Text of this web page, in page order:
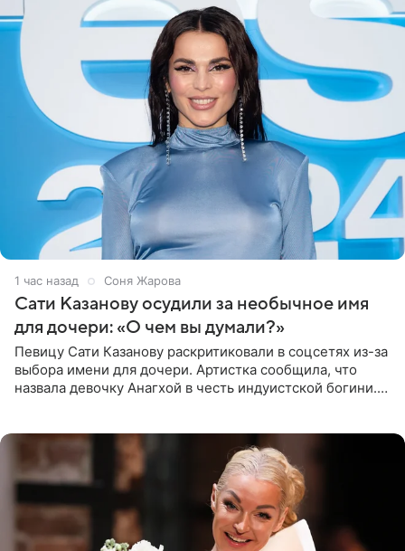
1 час назад Соня Жарова
Сати Казанову осудили за необычное имя
для дочери: «О чем вы думали?»
Певицу Сати Казанову раскритиковали в соцсетях из-за
выбора имени для дочери. Артистка сообщила, что
назвала девочку Анагхой в честь индуистской богини.